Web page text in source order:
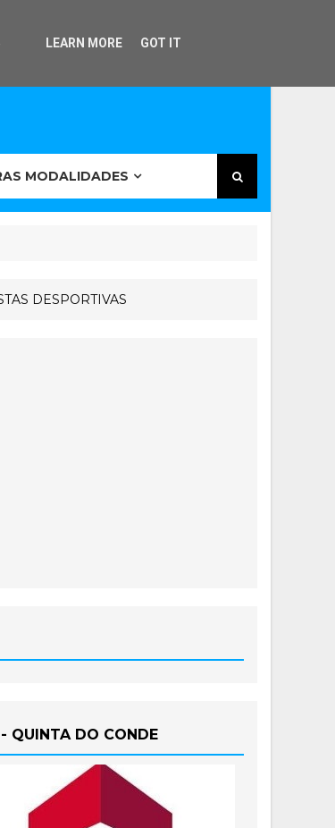
MODALIDADES
DESPORTIVAS
- QUINTA DO CONDE
LEARN MORE GOT IT